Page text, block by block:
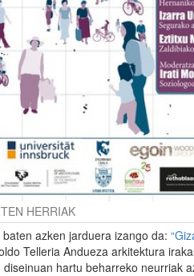
HERRIAK
azken jarduera izango da:
Telleria Andueza arkitektura
hartu beharreko neurriak